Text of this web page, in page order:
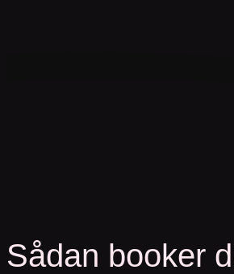
Sådan booker